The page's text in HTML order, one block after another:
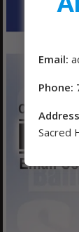
Email:
Phone:
Sacred